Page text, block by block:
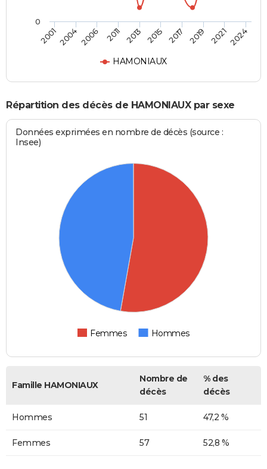
HAMONIAUX
200120042006 2011 2013 2015 2017 2019 20212024
0
Répartition des décès de HAMONIAUX par sexe
Données exprimées en nombre de décès (source :
Insee)
Femmes Hommes
Famille HAMONIAUX
Nombre de
décès
% des
décès
Hommes 51 47,2 %
Femmes 57 52,8 %